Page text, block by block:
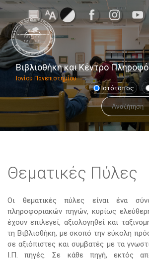
Βιβλιοθήκη και Κέντρο
Ιονίου Πανεπιστημίου
Ιστότοπος
Θεματικές Πύλες
Οι θεματικές πύλες είναι ένα
πληροφοριακών πηγών, κυρίως
έχουν επιλεγεί, αξιολογηθεί και
τη Βιβλιοθήκη, με σκοπό την εύκολη
σε αξιόπιστες και συμβατές με τα
Ι.Π. πηγές. Σε κάθε πηγή, εκτός